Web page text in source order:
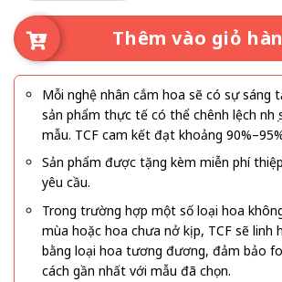
Thêm vào giỏ
Mỗi nghệ nhân cắm hoa sẽ có sự sáng
sản phẩm thực tế có thể chênh lệch nhẹ
mẫu. TCF cam kết đạt khoảng
Sản phẩm được tặng kèm miễn phí
yêu cầu.
Trong trường hợp một số loại hoa
mùa hoặc hoa chưa nở kịp, TCF sẽ linh
bằng loại hoa tương đương, đảm bảo
cách gần nhất với mẫu đã chọn.